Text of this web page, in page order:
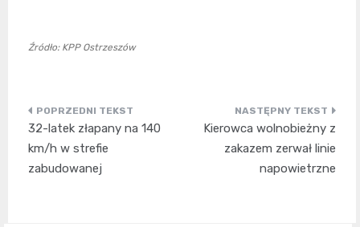
Źródło: KPP Ostrzeszów
Nawigacja
wpisu
32-latek złapany na 140
km/h w strefie
zabudowanej
Kierowca wolnobieżny z
zakazem zerwał linie
napowietrzne